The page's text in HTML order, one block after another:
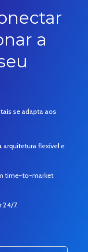
a
se adapta aos
flexível e
time-to-market
24/7.